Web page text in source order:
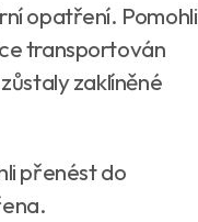
opatření. Pomohli
transportován
zaklíněné
přenést do